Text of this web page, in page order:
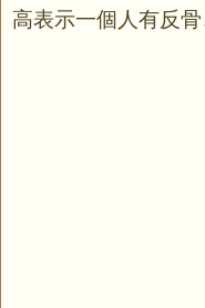
高表示一個人有反骨